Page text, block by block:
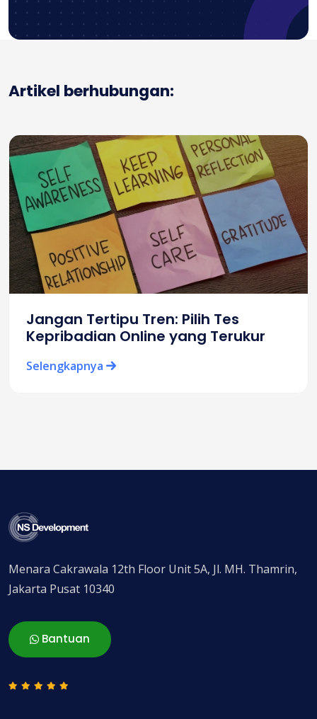
Artikel berhubungan:
Jangan Tertipu Tren: Pilih Tes
Kepribadian Online yang Terukur
Selengkapnya
Menara Cakrawala 12th Floor Unit 5A, Jl. MH. Thamrin,
Jakarta Pusat 10340
Bantuan